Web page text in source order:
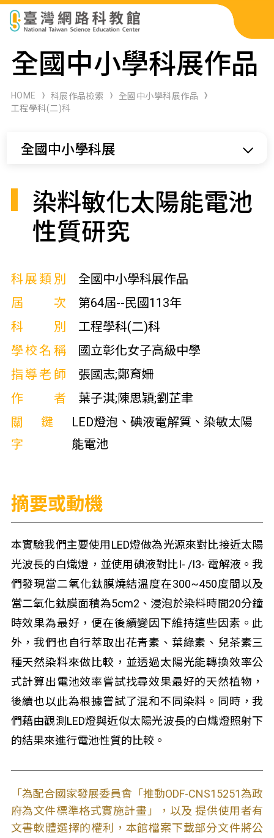
科展作品檢索
科學研習月刊
全國中小學科展作品
HOME 科展作品檢索
全國中小學科展作品
工程學科(二)科
全國中小學科展
染料敏化太陽能電池
性質研究
科展類別
全國中小學科展作品
屆次
第64屆--民國113年
科別
工程學科(二)科
學校名稱
國立彰化女子高級中學
指導老師
張國志;鄭育姍
作者
葉子淇;陳思穎;劉芷聿
關鍵
字
LED燈泡、碘液電解質、染敏太陽
能電池
摘要或動機
本實驗我們主要使用LED燈做為光源來對比接近太陽
光波長的白熾燈，並使用碘液對比I- /I3- 電解液。我
們發現當二氧化鈦膜燒結溫度在300~450度間以及
當二氧化鈦膜面積為5cm2、浸泡於染料時間20分鐘
時效果為最好，便在後續變因下維持這些因素。此
外，我們也自行萃取出花青素、葉綠素、兒茶素三
種天然染料來做比較，並透過太陽光能轉換效率公
式計算出電池效率嘗試找尋效果最好的天然植物，
後續也以此為根據嘗試了混和不同染料。同時，我
們藉由觀測LED燈與近似太陽光波長的白熾燈照射下
的結果來進行電池性質的比較。
「為配合國家發展委員會「推動ODF-CNS15251為政
府為文件標準格式實施計畫」，以及 提供使用者有
文書軟體選擇的權利，本館檔案下載部分文件將公